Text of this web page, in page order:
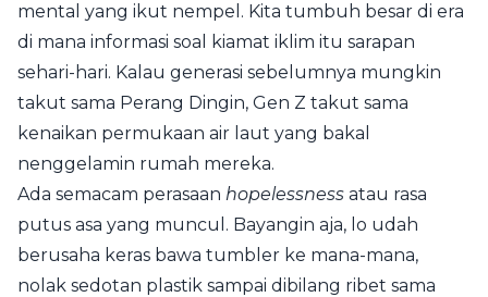
mental yang ikut nempel. Kita tumbuh besar di era
di mana informasi soal kiamat iklim itu sarapan
sehari-hari. Kalau generasi sebelumnya mungkin
takut sama Perang Dingin, Gen Z takut sama
kenaikan permukaan air laut yang bakal
nenggelamin rumah mereka.
Ada semacam perasaan hopelessness atau rasa
putus asa yang muncul. Bayangin aja, lo udah
berusaha keras bawa tumbler ke mana-mana,
nolak sedotan plastik sampai dibilang ribet sama